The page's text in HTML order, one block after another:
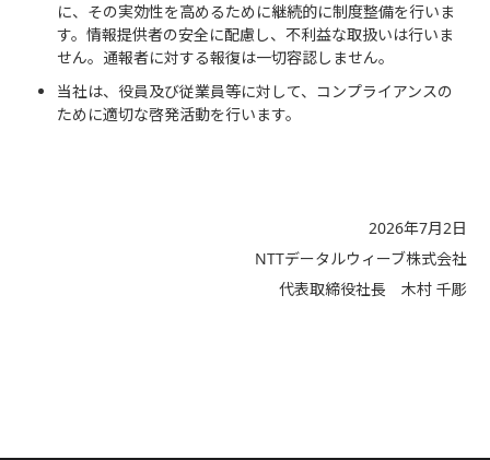
に、その実効性を高めるために継続的に制度整備を行いま
す。情報提供者の安全に配慮し、不利益な取扱いは行いま
せん。通報者に対する報復は一切容認しません。
当社は、役員及び従業員等に対して、コンプライアンスの
ために適切な啓発活動を行います。
2026年7月2日
NTTデータルウィーブ株式会社
代表取締役社長 木村 千彫